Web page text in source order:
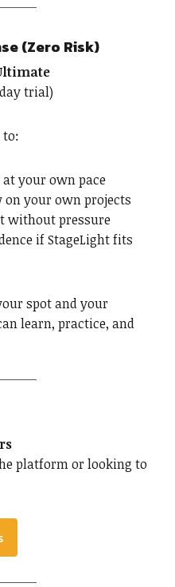
(Zero Risk)
trial)
to:
your own pace
your own projects
without pressure
if StageLight fits
spot and your
learn, practice, and
platform or looking to